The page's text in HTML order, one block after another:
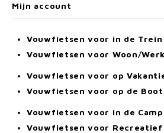
Mijn account
Vouwfietsen voor in de Trein
Vouwfietsen voor Woon/
Vouwfietsen voor op
Vouwfietsen voor op de Boot
Vouwfietsen voor in de
Vouwfietsen voor